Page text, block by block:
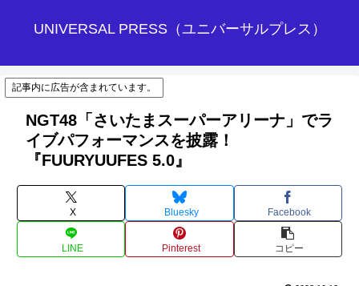
UNIVERSAL PRESS（ユニバーサルプレス）
記事内に広告が含まれています。
NGT48「さいたまスーパーアリーナ」でラ
イブパフォーマンスを披露！
『FUURYUUFES 5.0』
X Bluesky Facebook
LINE Pinterest コピー